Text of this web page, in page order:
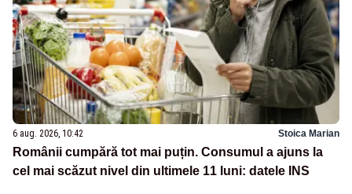
6 aug. 2026, 10:42 Stoica Marian
Românii cumpără tot mai puțin. Consumul a ajuns la
cel mai scăzut nivel din ultimele 11 luni: datele INS